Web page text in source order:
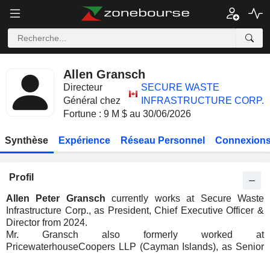
Allen Gransch
Directeur
Général chez
SECURE WASTE
INFRASTRUCTURE CORP.
Fortune : 9 M $ au 30/06/2026
Synthèse Expérience Réseau Personnel
Profil
Allen Peter Gransch currently works at Secure Waste
Infrastructure Corp., as President, Chief Executive Officer &
Director from 2024.
Mr. Gransch also formerly worked at
PricewaterhouseCoopers LLP (Cayman Islands), as Senior